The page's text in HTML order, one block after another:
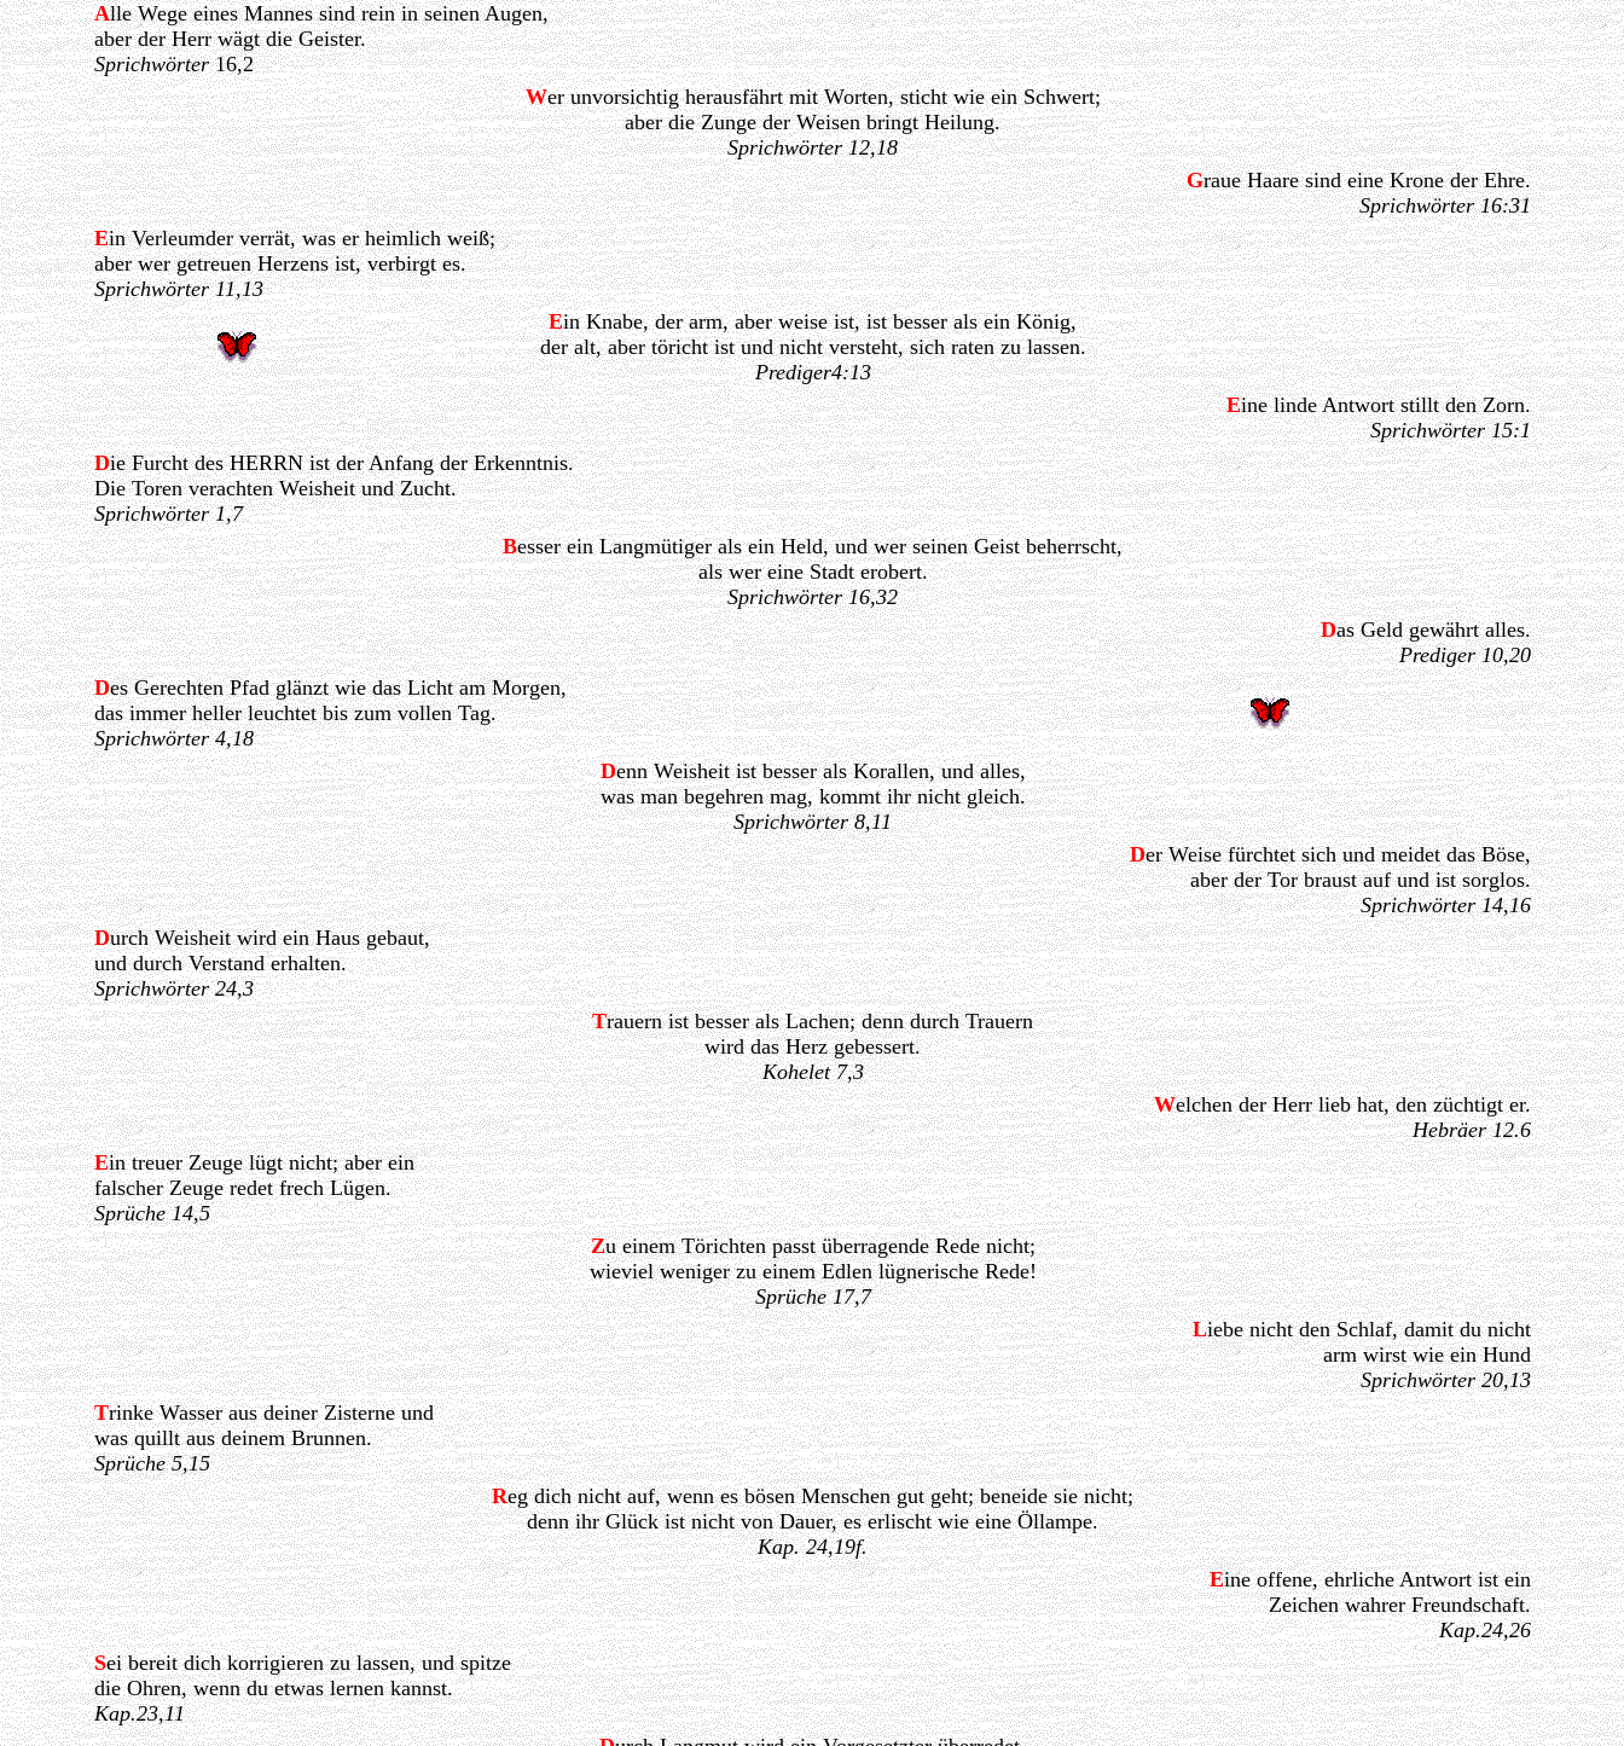
Alle Wege eines Mannes sind rein in seinen Augen,
aber der Herr wägt die Geister.
Sprichwörter16,2
Wer unvorsichtig herausfährt mit Worten, sticht wie ein Schwert;
aber die Zunge der Weisen bringt Heilung.
Sprichwörter 12,18
Graue Haare sind eine Krone der Ehre.
Sprichwörter 16:31
Ein Verleumder verrät, was er heimlich weiß;
aber wer getreuen Herzens ist, verbirgt es.
Sprichwörter 11,13
Ein Knabe, der arm, aber weise ist, ist besser als ein König,
der alt, aber töricht ist und nicht versteht, sich raten zu lassen.
Prediger4:13
Eine linde Antwort stillt den Zorn.
Sprichwörter 15:1
Die Furcht des HERRN ist der Anfang der Erkenntnis.
Die Toren verachten Weisheit und Zucht.
Sprichwörter 1,7
Besser ein Langmütiger als ein Held, und wer seinen Geist beherrscht,
als wer eine Stadt erobert.
Sprichwörter 16,32
Das Geld gewährt alles.
Prediger 10,20
Des Gerechten Pfad glänzt wie das Licht am Morgen,
das immer heller leuchtet bis zum vollen Tag.
Sprichwörter 4,18
Denn Weisheit ist besser als Korallen, und alles,
was man begehren mag, kommt ihr nicht gleich.
Sprichwörter 8,11
Der Weise fürchtet sich und meidet das Böse,
aber der Tor braust auf und ist sorglos.
Sprichwörter 14,16
Durch Weisheit wird ein Haus gebaut,
und durch Verstand erhalten.
Sprichwörter 24,3
Trauern ist besser als Lachen; denn durch Trauern
wird das Herz gebessert.
Kohelet 7,3
Welchen der Herr lieb hat, den züchtigt er.
Hebräer 12.6
Ein treuer Zeuge lügt nicht; aber ein
falscher Zeuge redet frech Lügen.
Sprüche 14,5
Zu einem Törichten passt überragende Rede nicht;
wieviel weniger zu einem Edlen lügnerische Rede!
Sprüche 17,7
Liebe nicht den Schlaf, damit du nicht
arm wirst wie ein Hund
Sprichwörter 20,13
Trinke Wasser aus deiner Zisterne und
was quillt aus deinem Brunnen.
Sprüche 5,15
Reg dich nicht auf, wenn es bösen Menschen gut geht; beneide sie nicht;
denn ihr Glück ist nicht von Dauer, es erlischt wie eine Öllampe.
Kap. 24,19f.
Eine offene, ehrliche Antwort ist ein
Zeichen wahrer Freundschaft.
Kap.24,26
Sei bereit dich korrigieren zu lassen, und spitze
die Ohren, wenn du etwas lernen kannst.
Kap.23,11